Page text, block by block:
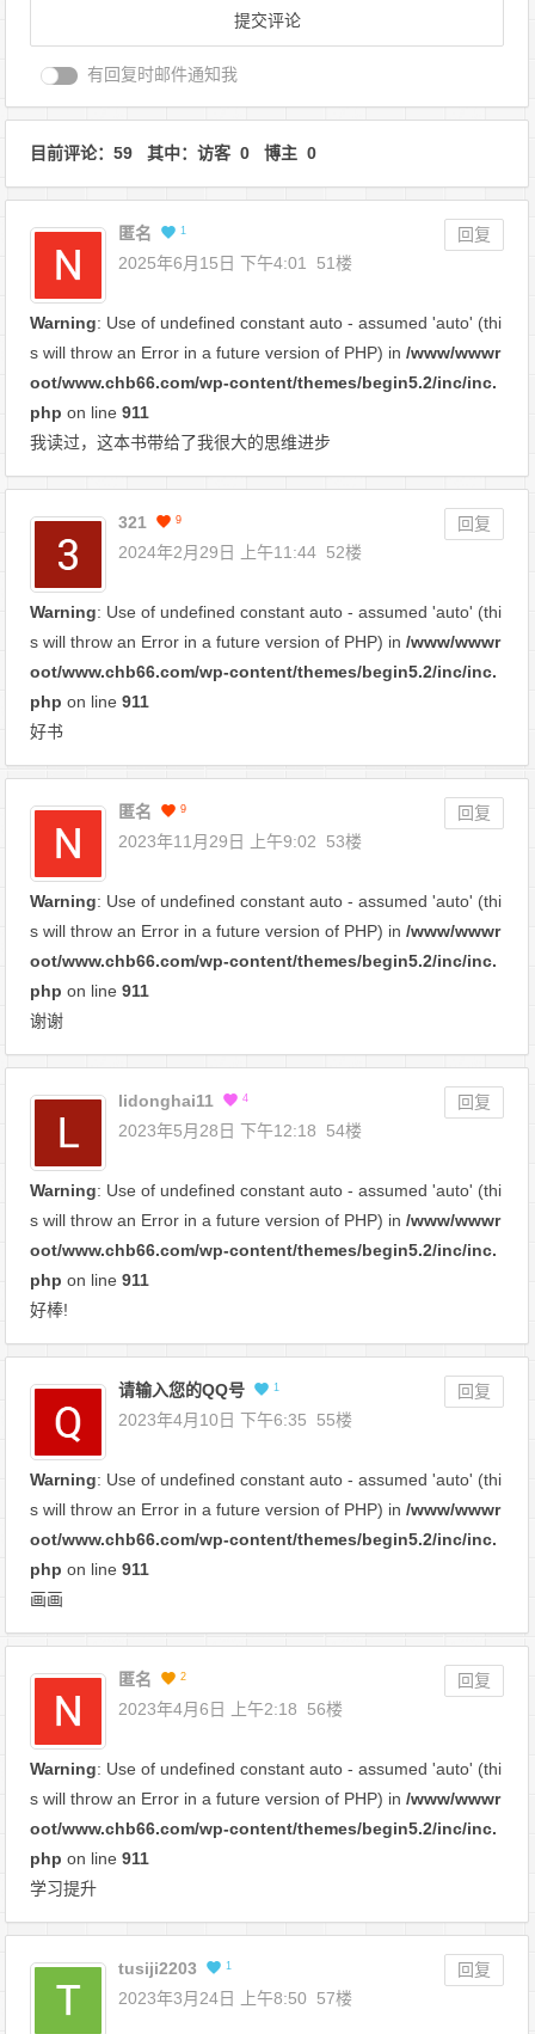
有回复时邮件通知我
目前评论：59 其中：访客 0 博主 0
匿名 1
回复
2025年6月15日 下午4:01
51楼
Warning: Use of undefined constant auto - assumed 'auto' (thi
s will throw an Error in a future version of PHP) in/www/wwwr
oot/www.chb66.com/wp-content/themes/begin5.2/inc/inc.
php on line911
我读过，这本书带给了我很大的思维进步
321 9
回复
2024年2月29日 上午11:44 52楼
Warning: Use of undefined constant auto - assumed 'auto' (thi
s will throw an Error in a future version of PHP) in/www/wwwr
oot/www.chb66.com/wp-content/themes/begin5.2/inc/inc.
php on line911
好书
匿名 9
回复
2023年11月29日 上午9:02
53楼
Warning: Use of undefined constant auto - assumed 'auto' (thi
s will throw an Error in a future version of PHP) in/www/wwwr
oot/www.chb66.com/wp-content/themes/begin5.2/inc/inc.
php on line911
谢谢
lidonghai11 4
回复
2023年5月28日 下午12:18
54楼
Warning: Use of undefined constant auto - assumed 'auto' (thi
s will throw an Error in a future version of PHP) in/www/wwwr
oot/www.chb66.com/wp-content/themes/begin5.2/inc/inc.
php on line911
好棒!
请输入您的QQ号 1
回复
2023年4月10日 下午6:35
55楼
Warning: Use of undefined constant auto - assumed 'auto' (thi
s will throw an Error in a future version of PHP) in/www/wwwr
oot/www.chb66.com/wp-content/themes/begin5.2/inc/inc.
php on line911
画画
匿名 2
回复
2023年4月6日 上午2:18
56楼
Warning: Use of undefined constant auto - assumed 'auto' (thi
s will throw an Error in a future version of PHP) in/www/wwwr
oot/www.chb66.com/wp-content/themes/begin5.2/inc/inc.
php on line911
学习提升
tusiji2203 1
回复
2023年3月24日 上午8:50
57楼